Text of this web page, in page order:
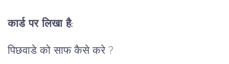
कार्ड पर लिखा है:
पिछवाडे को साफ कैसे करे ?